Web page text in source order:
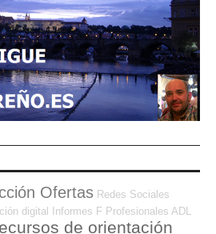
Ofertas Redes Sociales
digital Informes F Profesionales ADL
de orientación